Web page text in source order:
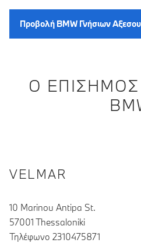
Προβολή BMW Γνήσιων
Ο
VELMAR
10 Marinou Antipa St.
57001 Thessaloniki
Τηλέφωνο 2310475871